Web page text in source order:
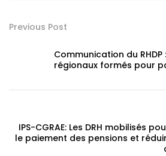
Previous Post
Communication du
régionaux formés pour
IPS-CGRAE: Les DRH mobilisés
le paiement des pensions et